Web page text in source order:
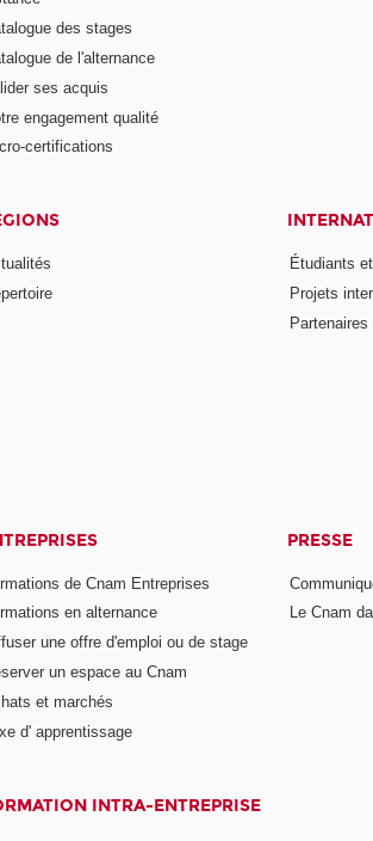
des stages
de l'alternance
ses acquis
engagement qualité
certifications
Étudiants
Projets
Partenaires
de Cnam Entreprises
en alternance
une offre d'emploi ou de stage
un espace au Cnam
et marchés
d' apprentissage
PRESSE
Le Cnam
INTRA-ENTREPRISE